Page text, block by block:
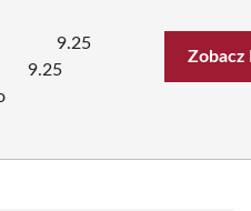
9.25
9.25
Zobacz